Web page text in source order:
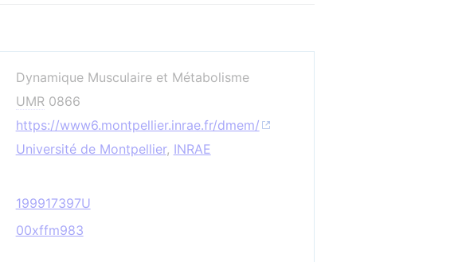
Dynamique Musculaire et Métabolisme
UMR0866
https://www6.montpellier.inrae.fr/dmem/
Université de Montpellier, INRAE
199917397U
00xffm983